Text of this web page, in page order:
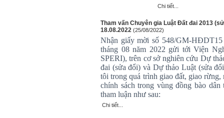
Chi tiết...
Tham vấn Chuyên gia Luật Đất đai 2013
18.08.2022 (25/08/2022)
Nhận giấy mời số 548/GM-
tháng 08 năm 2022 gửi tới Viện
SPERI), trên cơ sở nghiên cứu Dự
đai (sửa đổi) và Dự thảo Luật (sửa
tôi trong quá trình giao đất, giao
chính sách trong vùng đồng bào
tham luận như sau:
Chi tiết...